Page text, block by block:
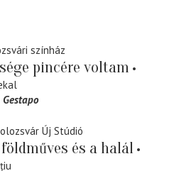
színház
pincére voltam
Gestapo
Új Stúdió
és a halál